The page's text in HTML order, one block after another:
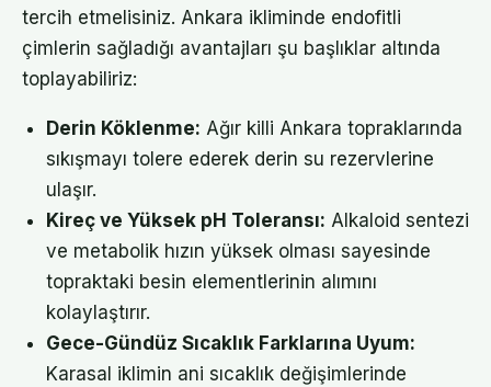
tercih etmelisiniz. Ankara ikliminde endofitli
çimlerin sağladığı avantajları şu başlıklar altında
toplayabiliriz:
Derin Köklenme: Ağır killi Ankara topraklarında
sıkışmayı tolere ederek derin su rezervlerine
ulaşır.
Kireç ve Yüksek pH Toleransı: Alkaloid sentezi
ve metabolik hızın yüksek olması sayesinde
topraktaki besin elementlerinin alımını
kolaylaştırır.
Gece-Gündüz Sıcaklık Farklarına Uyum:
Karasal iklimin ani sıcaklık değişimlerinde